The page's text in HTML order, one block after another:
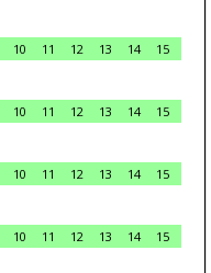
10 11 12 13 14
15
10 11 12 13 14
15
10 11 12 13 14
15
10 11 12 13 14
15